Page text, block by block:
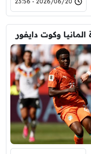
وكوت دايفور